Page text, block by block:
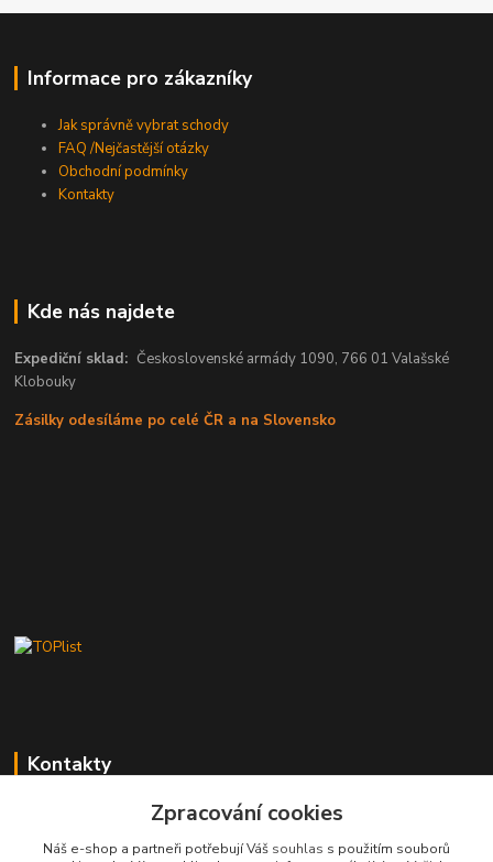
Informace pro zákazníky
Jak správně vybrat schody
FAQ /Nejčastější otázky
Obchodní podmínky
Kontakty
Kde nás najdete
Expediční sklad:Československé armády 1090, 766 01 Valašské
Klobouky
Zásilky odesíláme po celé ČR a na Slovensko
Kontakty
Stanislav Fuks
605 703 535
Po-Čt 7.00 - 16.00 hod. Pá 7.00 - 12.00 hod.
Zpracování cookies
Náš e-shop a partneři potřebují Váš souhlas s použitím souborů